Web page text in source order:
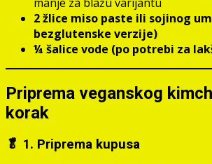
2 žlice miso paste ili sojinog
bezglutenske verzije)
¼ šalice vode (po potrebi za
Priprema veganskog
korak
🥬 1. Priprema kupusa